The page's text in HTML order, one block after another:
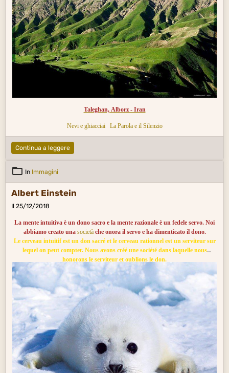
Taleghan, Alborz - Iran
Nevi e ghiacciai La Parola e il Silenzio
Continua a leggere
In Immagini
Albert Einstein
Il 25/12/2018
La mente intuitiva è un dono sacro e la mente razionale è un fedele servo. Noi
abbiamo creato una società che onora il servo e ha dimenticato il dono.
Le cerveau intuitif est un don sacré et le cerveau rationnel est un serviteur sur
lequel on peut compter. Nous avons créé une société dans laquelle nous
honorons le serviteur et oublions le don.